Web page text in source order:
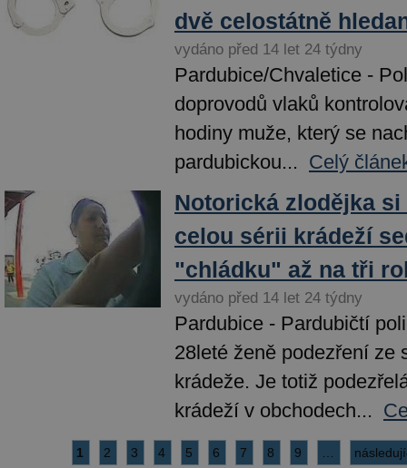
dvě celostátně
vydáno před 14 let 24 týdny
Pardubice/Chvaletice -
doprovodů vlaků
hodiny muže, který se
pardubickou... Celý
Notorická zlodějka si
celou sérii krádeží
"chládku" až na tři
vydáno před 14 let 24 týdny
Pardubice - Pardubičtí
28leté ženě podezření ze
krádeže. Je totiž
krádeží v obchodech...
1 2 3 4 5 6 7 8 9